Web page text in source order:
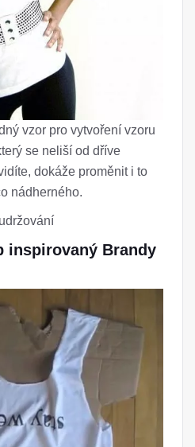
vzor pro vytvoření vzoru
se neliší od dříve
dokáže proměnit i to
nádherného.
inspirovaný Brandy